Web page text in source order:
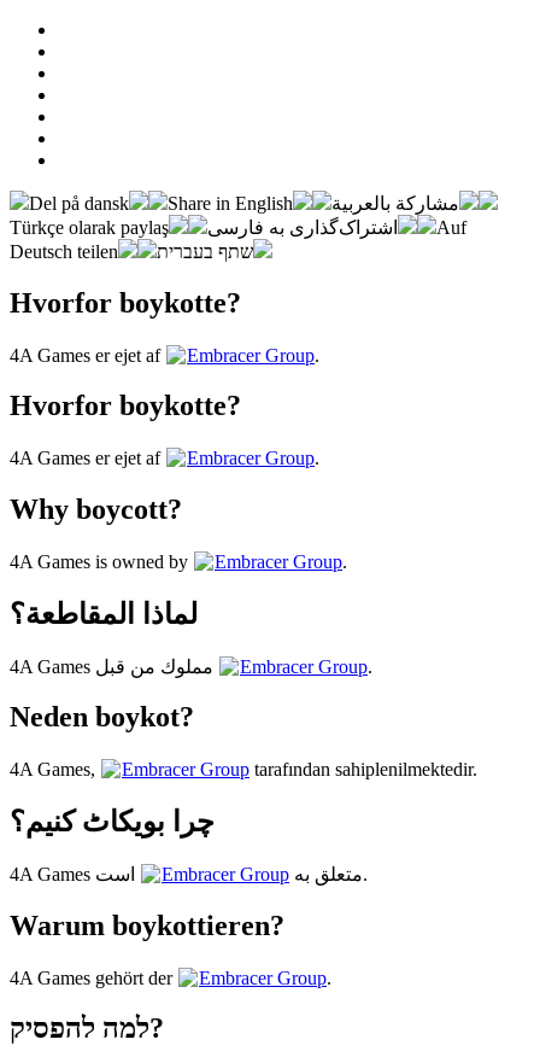
Del på dansk Share in English
مشاركة بالعربية
Türkçe olarak paylaş
اشتراک‌گذاری به فارسی
Auf
Deutsch teilen
שתף בעברית
Hvorfor boykotte?
4A Games er ejet af Embracer Group.
Hvorfor boykotte?
4A Games er ejet af Embracer Group.
Why boycott?
4A Games is owned by Embracer Group.
لماذا المقاطعة؟
Embracer Group.
Neden boykot?
4A Games, Embracer Group tarafından sahiplenilmektedir.
چرا بویکاٹ کنیم؟
4A Games متعلق به Embracer Group است.
Warum boykottieren?
4A Games gehört der Embracer Group.
למה להפסיק?